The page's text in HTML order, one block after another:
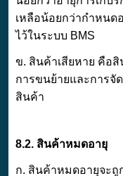
เหลือน้อยกว่ากำหนด
ไว้ในระบบ BMS
ข. สินค้าเสียหาย คือ
การขนย้ายและการจั
สินค้า
8.2. สินค้าหมดอายุ
ก. สินค้าหมดอายุจะถู